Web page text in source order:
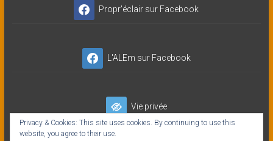
Propr'éclair sur Facebook
L'ALEm sur Facebook
Vie privée
Privacy & Cookies: This site uses cookies. By continuing to use this
website, you agree to their use.